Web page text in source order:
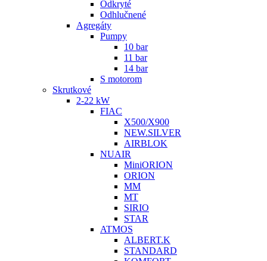
Odkryté
Odhlučnené
Agregáty
Pumpy
10 bar
11 bar
14 bar
S motorom
Skrutkové
2-22 kW
FIAC
X500/X900
NEW.SILVER
AIRBLOK
NUAIR
MiniORION
ORION
MM
MT
SIRIO
STAR
ATMOS
ALBERT.K
STANDARD